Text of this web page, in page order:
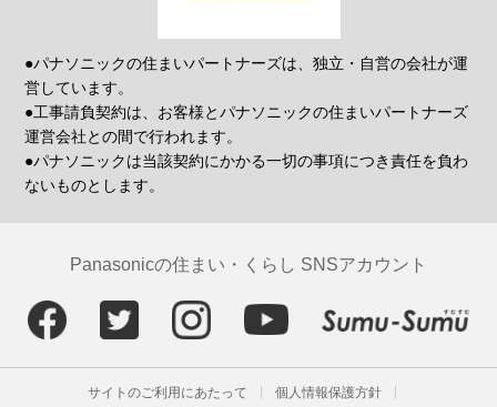
●パナソニックの住まいパートナーズは、独立・自営の会社が運
営しています。
●工事請負契約は、お客様とパナソニックの住まいパートナーズ
運営会社との間で行われます。
●パナソニックは当該契約にかかる一切の事項につき責任を負わ
ないものとします。
Panasonicの住まい・くらし SNSアカウント
サイトのご利用にあたって
個人情報保護方針